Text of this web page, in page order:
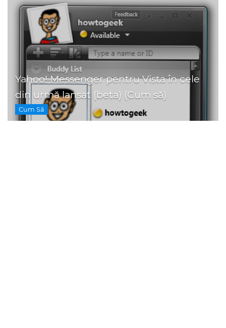
Yahoo! Messenger pentru Vista în cele
din urmă lansat (beta) (Cum să)
Cum Să